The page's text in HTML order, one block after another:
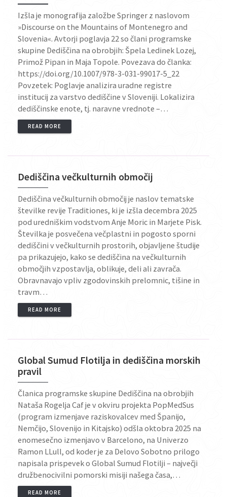
Izšla je monografija založbe Springer z naslovom
»Discourse on the Mountains of Montenegro and
Slovenia«. Avtorji poglavja 22 so člani programske
skupine Dediščina na obrobjih: Špela Ledinek Lozej,
Primož Pipan in Maja Topole. Povezava do članka:
https://doi.org/10.1007/978-3-031-99017-5_22
Povzetek: Poglavje analizira uradne registre
institucij za varstvo dediščine v Sloveniji. Lokalizira
dediščinske enote, tj. naravne vrednote –…
READ MORE
Dediščina večkulturnih območij
Dediščina večkulturnih območij je naslov tematske
številke revije Traditiones, ki je izšla decembra 2025
pod uredniškim vodstvom Anje Moric in Marjete Pisk.
Številka je posvečena večplastni in pogosto sporni
dediščini v večkulturnih prostorih, objavljene študije
pa prikazujejo, kako se dediščina na večkulturnih
območjih vzpostavlja, oblikuje, deli ali zavrača.
Obravnavajo vpliv zgodovinskih prelomnic, tišine in
travm…
READ MORE
Global Sumud Flotilja in dediščina morskih
pravil
Članica programske skupine Dediščina na obrobjih
Nataša Rogelja Caf je v okviru projekta PopMedSus
(program izmenjave raziskovalcev med Španijo,
Nemčijo, Slovenijo in Kitajsko) odšla oktobra 2025 na
enomesečno izmenjavo v Barcelono, na Univerzo
Ramon LLull, od koder je za Delovo Sobotno prilogo
napisala prispevek o Global Sumud Flotilji – največji
družbenocivilni pomorski misiji našega časa,…
READ MORE